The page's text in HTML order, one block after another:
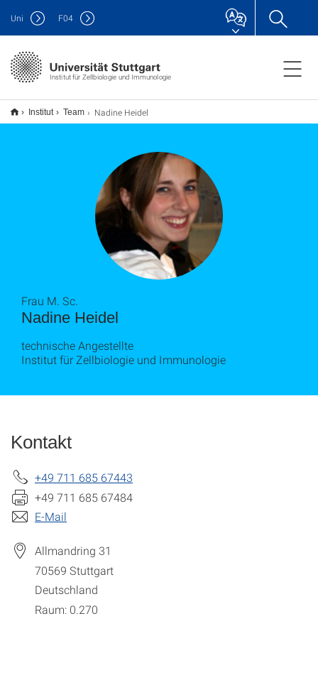
Institut für Zellbiologie und Immunologie
Uni F04
Institut Team Nadine Heidel
Nadine Heidel
Frau M. Sc.
technische Angestellte
Institut für Zellbiologie und Immunologie
Kontakt
+49 711 685 67443
+49 711 685 67484
E-Mail
Allmandring 31
70569 Stuttgart
Deutschland
Raum: 0.270